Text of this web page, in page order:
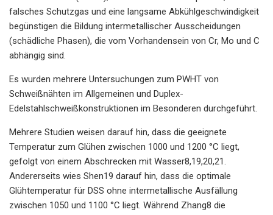
falsches Schutzgas und eine langsame Abkühlgeschwindigkeit
begünstigen die Bildung intermetallischer Ausscheidungen
(schädliche Phasen), die vom Vorhandensein von Cr, Mo und C
abhängig sind.
Es wurden mehrere Untersuchungen zum PWHT von
Schweißnähten im Allgemeinen und Duplex-
Edelstahlschweißkonstruktionen im Besonderen durchgeführt.
Mehrere Studien weisen darauf hin, dass die geeignete
Temperatur zum Glühen zwischen 1000 und 1200 °C liegt,
gefolgt von einem Abschrecken mit Wasser8,19,20,21.
Andererseits wies Shen19 darauf hin, dass die optimale
Glühtemperatur für DSS ohne intermetallische Ausfällung
zwischen 1050 und 1100 °C liegt. Während Zhang8 die